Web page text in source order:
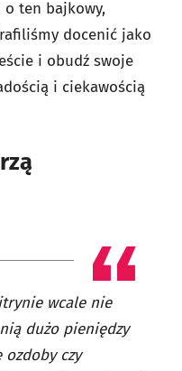
o ten bajkowy,
docenić jako
i obudź swoje
i ciekawością
wcale nie
dużo pieniędzy
ozdoby czy